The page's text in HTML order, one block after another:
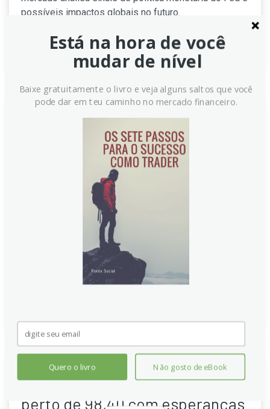
possíveis impactos globais no futuro.
Continue lendo
USD/JPY permanece acima de
148,00 com o NFP em evidência
O USD/JPY sobe lentamente, apoiado pelo dólar
firme que pressiona o iene. Dados americanos
indicam quebra na recuperação do emprego, com
contratação desacelerando, menos vagas abertas e
demissões aumentando. O mercado aguarda o
relatório de payrolls não agrícolas (NFP), o principal
risco de evento da semana para as autoridades
Índice do Dólar fica vulnerável
perto de 98,40 com esperanças
Está na hora de você
mudar de nível
Baixe gratuitamente o livro e veja alguns saltos que você
pode dar em teu caminho no mercado financeiro.
Quero o livro Não gosto de eBook